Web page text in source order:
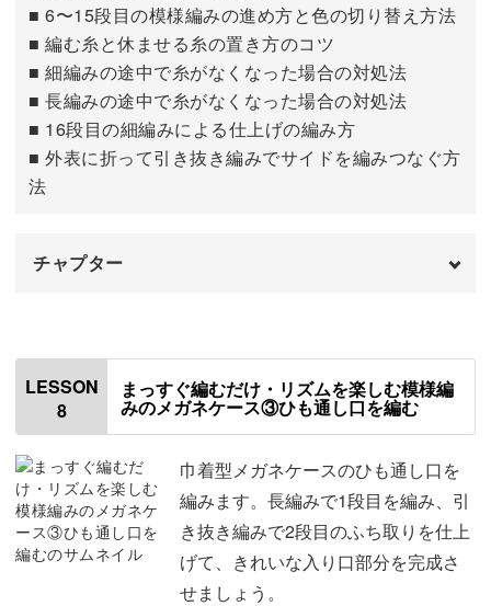
■ 6〜15段目の模様編みの進め方と色の切り替え方法
■ 編む糸と休ませる糸の置き方のコツ
■ 細編みの途中で糸がなくなった場合の対処法
■ 長編みの途中で糸がなくなった場合の対処法
■ 16段目の細編みによる仕上げの編み方
■ 外表に折って引き抜き編みでサイドを編みつなぐ方
法
チャプター
6〜15段目を編む
16段目を編む 07:15
サイドを編みつなぐ 09:13
LESSON
8
まっすぐ編むだけ・リズムを楽しむ模様編
みのメガネケース③ひも通し口を編む
巾着型メガネケースのひも通し口を
編みます。長編みで1段目を編み、引
き抜き編みで2段目のふち取りを仕上
げて、きれいな入り口部分を完成さ
せましょう。